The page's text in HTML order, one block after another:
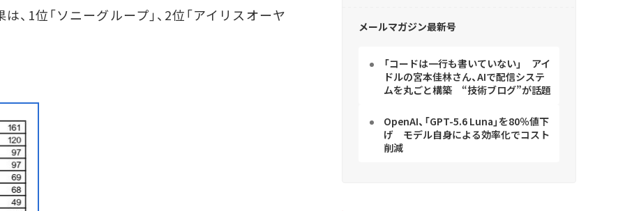
、1位「ソニーグループ」、2位「アイリスオーヤ
メールマガジン最新号
「コードは一行も書いていない」 アイ
ドルの宮本佳林さん、AIで配信システ
ムを丸ごと構築 “技術ブログ”が話題
OpenAI、「GPT-5.6 Luna」を80％値下
げ モデル自身による効率化でコスト
削減